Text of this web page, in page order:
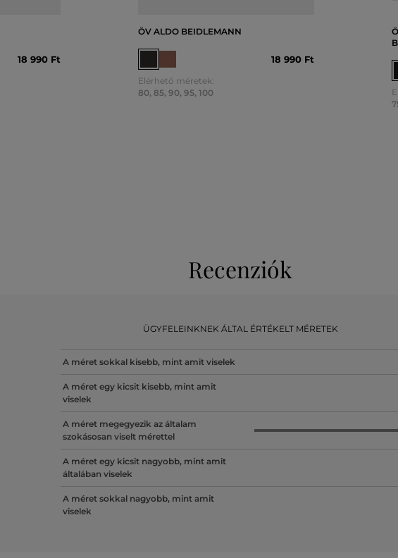
18 990 Ft
ÖV ALDO BEIDLEMANN
18 990 Ft
Elérhető méretek:
80, 85, 90, 95, 100
Recenziók
ÜGYFELEINKNEK ÁLTAL ÉRTÉKELT MÉRETEK
A méret sokkal kisebb, mint amit viselek
A méret egy kicsit kisebb, mint amit
viselek
A méret megegyezik az általam
szokásosan viselt mérettel
A méret egy kicsit nagyobb, mint amit
általában viselek
A méret sokkal nagyobb, mint amit
viselek